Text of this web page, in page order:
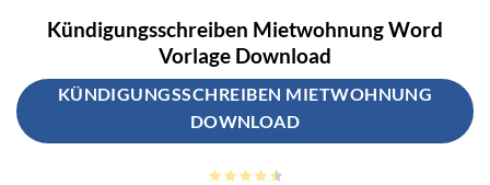
Kündigungsschreiben Mietwohnung Word
Vorlage Download
KÜNDIGUNGSSCHREIBEN MIETWOHNUNG
DOWNLOAD